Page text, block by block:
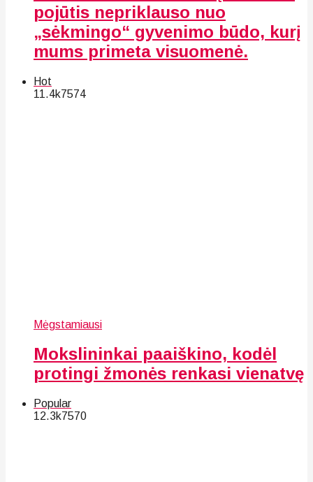
pojūtis nepriklauso nuo
„sėkmingo“ gyvenimo būdo, kurį
mums primeta visuomenė.
Hot
11.4k7574
Mėgstamiausi
Mokslininkai paaiškino, kodėl
protingi žmonės renkasi vienatvę
Popular
12.3k7570